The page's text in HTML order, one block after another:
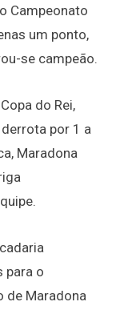
Campeonato
um ponto,
se campeão.
do Rei,
por 1 a
Maradona
para o
de Maradona